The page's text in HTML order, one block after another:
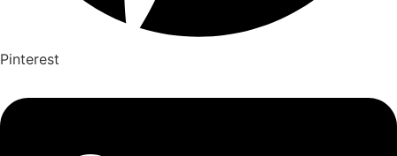
Pinterest